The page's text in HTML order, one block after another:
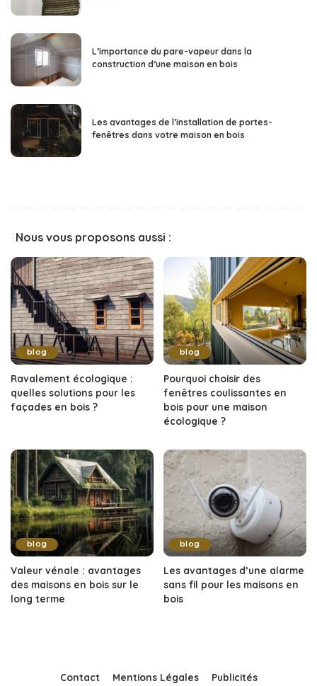
L’importance du pare-vapeur dans la
construction d’une maison en bois
Les avantages de l’installation de portes-
fenêtres dans votre maison en bois
Nous vous proposons aussi :
blog
Ravalement écologique :
quelles solutions pour les
façades en bois ?
blog
Pourquoi choisir des
fenêtres coulissantes en
bois pour une maison
écologique ?
blog
Valeur vénale : avantages
des maisons en bois sur le
long terme
blog
Les avantages d’une alarme
sans fil pour les maisons en
bois
Contact Mentions Légales Publicités